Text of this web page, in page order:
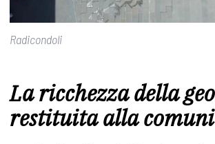
Radicondoli
La ricchezza della
restituita alla